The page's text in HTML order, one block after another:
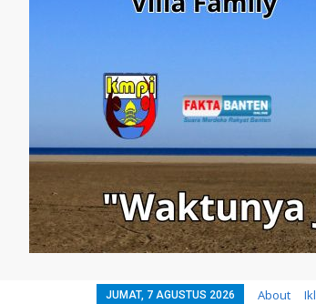
JUMAT, 7 AGUSTUS 2026 About